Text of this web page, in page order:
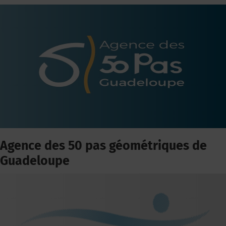
Agence des 50 pas géométriques de
Guadeloupe